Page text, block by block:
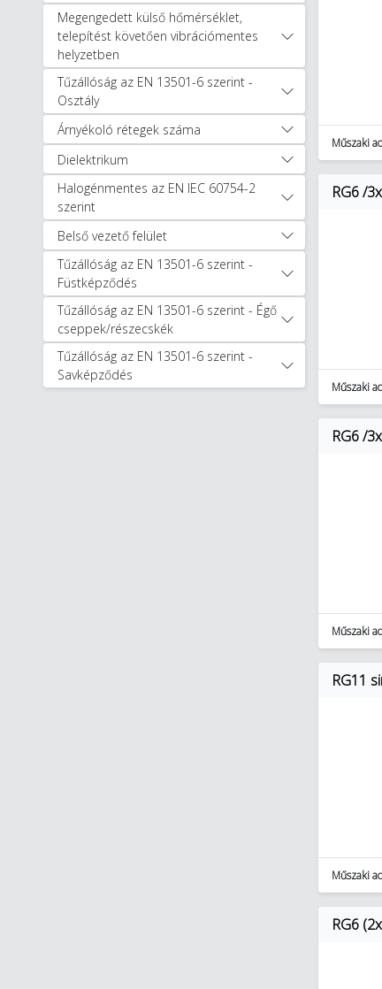
Megengedett külső hőmérséklet,
telepítést követően vibrációmentes
helyzetben
Tűzállóság az EN 13501-6 szerint -
Osztály
Árnyékoló rétegek száma
Dielektrikum
Halogénmentes az EN IEC 60754-2
szerint
Belső vezető felület
Tűzállóság az EN 13501-6 szerint -
Füstképződés
Tűzállóság az EN 13501-6 szerint - Égő
cseppek/részecskék
Tűzállóság az EN 13501-6 szerint -
Savképződés
Műszaki
RG6 /
Műszaki
RG6 /
Műszaki
RG11
Műszaki
RG6